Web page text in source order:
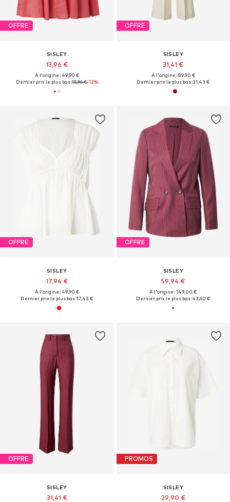
OFFRE
SISLEY
13,96 €
À l'origine : 49,90 €
Dernier prix le plus bas :15,96 €-12%
OFFRE
SISLEY
31,41 €
À l'origine : 89,90 €
Dernier prix le plus bas :31,43 €
OFFRE
SISLEY
17,94 €
À l'origine : 49,90 €
Dernier prix le plus bas :17,43 €
OFFRE
SISLEY
59,94 €
À l'origine : 149,00 €
Dernier prix le plus bas :43,60 €
OFFRE
SISLEY
31,41 €
PROMOS
SISLEY
29,90 €